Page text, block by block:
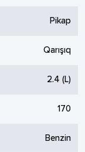
Pikap
Qarışıq
2.4 (L)
170
Benzin